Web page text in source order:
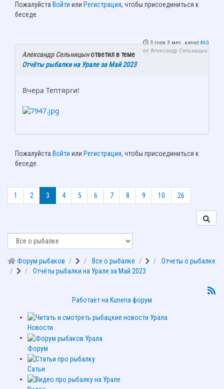
Пожалуйста Войти или Регистрация, чтобы присоединиться к
беседе.
3 года 3 мес. назад #60
от Александр Сельницын
Александр Сельницынответил в теме
Отчёты рыбалки на Урале за Май 2023
Вчера Тептярги!
Пожалуйста Войти или Регистрация, чтобы присоединиться к
беседе.
1 2 3 4 5 6 7 8 9 10 26
Форум рыбаков Все о рыбалке
Отчеты о рыбалке
Отчёты рыбалки на Урале за Май 2023
Работает на Kunena форум
Новости
Форум
Сатьи